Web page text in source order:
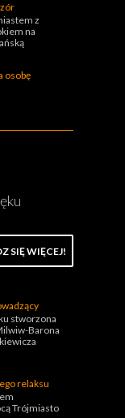
osobę
z
na
relaksu
Trójmiasto
SIĘ WIĘCEJ!
stworzona
Barona